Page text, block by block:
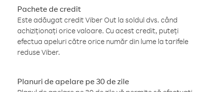
Pachete de credit
Este adăugat credit Viber Out la soldul dvs. când
achiziționați orice valoare. Cu acest credit, puteți
efectua apeluri către orice număr din lume la tarifele
reduse Viber.
Planuri de apelare pe 30 de zile